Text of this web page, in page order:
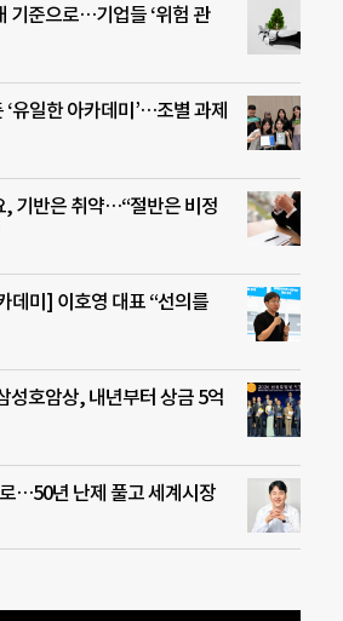
기준으로…기업들 ‘위험 관
유일한 아카데미’…조별 과제
, 기반은 취약…“절반은 비정
데미] 이호영 대표 “선의를
성호암상, 내년부터 상금 5억
로…50년 난제 풀고 세계시장